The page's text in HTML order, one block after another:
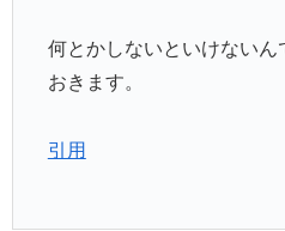
何とかしないといけないん
おきます。
引用